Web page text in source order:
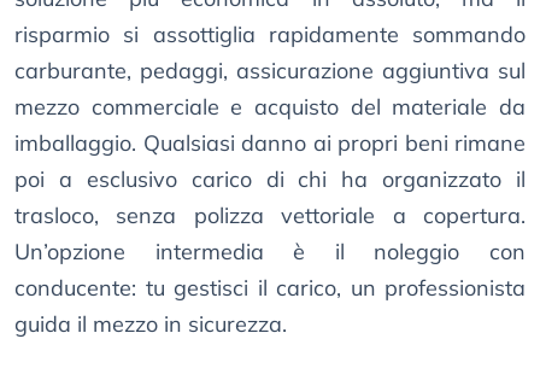
risparmio si assottiglia rapidamente sommando
carburante, pedaggi, assicurazione aggiuntiva sul
mezzo commerciale e acquisto del materiale da
imballaggio. Qualsiasi danno ai propri beni rimane
poi a esclusivo carico di chi ha organizzato il
trasloco, senza polizza vettoriale a copertura.
Un’opzione intermedia è il noleggio con
conducente: tu gestisci il carico, un professionista
guida il mezzo in sicurezza.